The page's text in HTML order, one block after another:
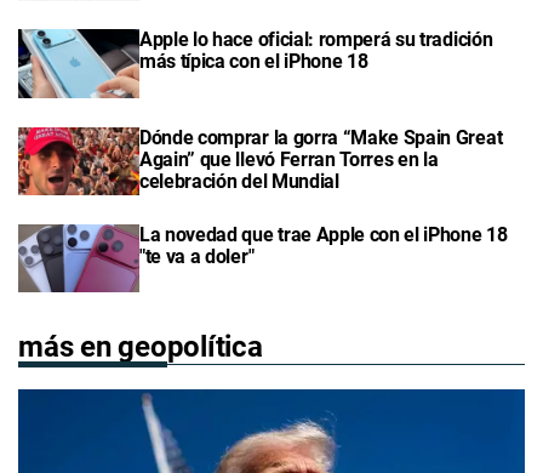
Apple lo hace oficial: romperá su tradición
más típica con el iPhone 18
Dónde comprar la gorra “Make Spain Great
Again” que llevó Ferran Torres en la
celebración del Mundial
La novedad que trae Apple con el iPhone 18
"te va a doler"
más en geopolítica